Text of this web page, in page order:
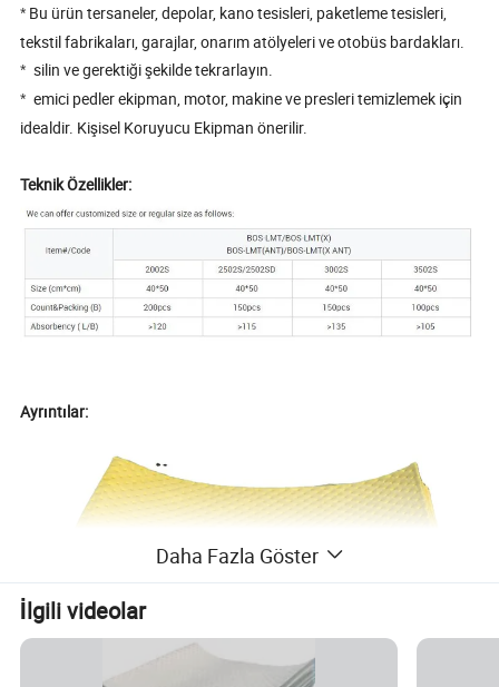
* Bu ürün tersaneler, depolar, kano tesisleri, paketleme tesisleri,
tekstil fabrikaları, garajlar, onarım atölyeleri ve otobüs bardakları.
* silin ve gerektiği şekilde tekrarlayın.
* emici pedler ekipman, motor, makine ve presleri temizlemek için
idealdir. Kişisel Koruyucu Ekipman önerilir.
Teknik Özellikler:
Ayrıntılar:
Daha Fazla Göster
İlgili videolar